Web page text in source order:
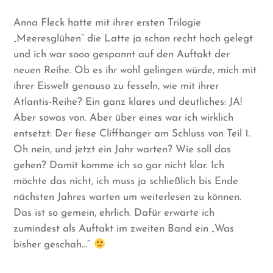
Anna Fleck hatte mit ihrer ersten Trilogie
„Meeresglühen“ die Latte ja schon recht hoch gelegt
und ich war sooo gespannt auf den Auftakt der
neuen Reihe. Ob es ihr wohl gelingen würde, mich mit
ihrer Eiswelt genauso zu fesseln, wie mit ihrer
Atlantis-Reihe? Ein ganz klares und deutliches: JA!
Aber sowas von. Aber über eines war ich wirklich
entsetzt: Der fiese Cliffhanger am Schluss von Teil 1.
Oh nein, und jetzt ein Jahr warten? Wie soll das
gehen? Damit komme ich so gar nicht klar. Ich
möchte das nicht, ich muss ja schließlich bis Ende
nächsten Jahres warten um weiterlesen zu können.
Das ist so gemein, ehrlich. Dafür erwarte ich
zumindest als Auftakt im zweiten Band ein „Was
bisher geschah…“